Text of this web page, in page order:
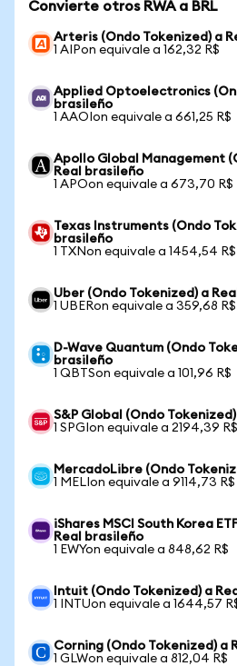
Convierte otros RWA a BRL
Arteris (Ondo Tokenized) a
1 AIPon equivale a 162,32 R$
Applied Optoelectronics
brasileño
1 AAOIon equivale a 661,25 R$
Apollo Global Management
Real brasileño
1 APOon equivale a 673,70 R$
Texas Instruments (Ondo
brasileño
1 TXNon equivale a 1454,54 R$
Uber (Ondo Tokenized) a
1 UBERon equivale a 359,68 R$
D-Wave Quantum (Ondo
brasileño
1 QBTSon equivale a 101,96 R$
S&P Global (Ondo
1 SPGIon equivale a 2194,39 R$
MercadoLibre (Ondo
1 MELIon equivale a 9114,73 R$
iShares MSCI South Korea
Real brasileño
1 EWYon equivale a 848,62 R$
Intuit (Ondo Tokenized) a
1 INTUon equivale a 1644,57
Corning (Ondo Tokenized) a
1 GLWon equivale a 812,04 R$